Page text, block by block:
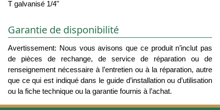
T galvanisé 1/4"
Garantie de disponibilité
Avertissement: Nous vous avisons que ce produit n’inclut pas
de pièces de rechange, de service de réparation ou de
renseignement nécessaire à l’entretien ou à la réparation, autre
que ce qui est indiqué dans le guide d’installation ou d’utilisation
ou la fiche technique ou la garantie fournis à l’achat.